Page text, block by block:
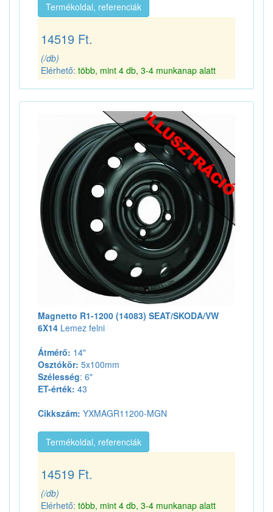
Termékoldal, referenciák
14519 Ft.
(/db)
Elérhető: több, mint 4 db, 3-4 munkanap alatt
Magnetto R1-1200 (14083) SEAT/SKODA/VW
6X14 Lemez felni
Átmérő: 14"
Osztókör: 5x100mm
Szélesség: 6"
ET-érték: 43
Cikkszám: YXMAGR11200-MGN
Termékoldal, referenciák
14519 Ft.
(/db)
Elérhető: több, mint 4 db, 3-4 munkanap alatt